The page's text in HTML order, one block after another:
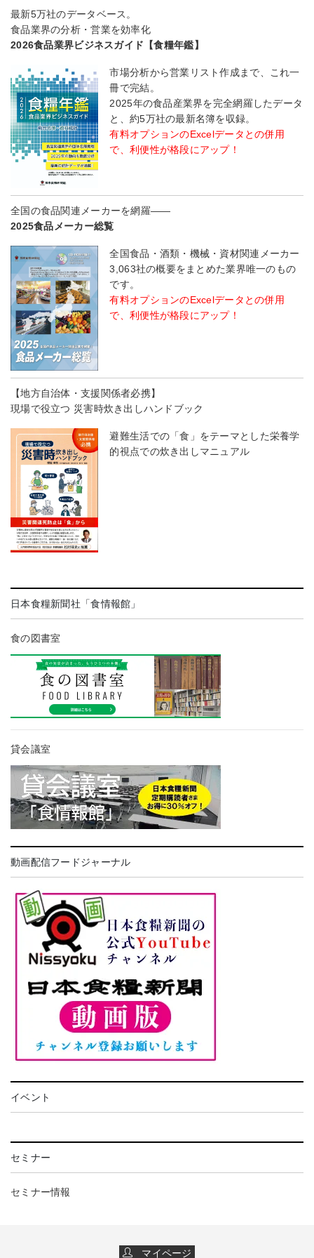
最新5万社のデータベース。
食品業界の分析・営業を効率化
2026食品業界ビジネスガイド【食糧年鑑】
市場分析から営業リスト作成まで、これ一
冊で完結。
2025年の食品産業界を完全網羅したデータ
と、約5万社の最新名簿を収録。
有料オプションのExcelデータとの併用
で、利便性が格段にアップ！
全国の食品関連メーカーを網羅――
2025食品メーカー総覧
全国食品・酒類・機械・資材関連メーカー
3,063社の概要をまとめた業界唯一のもの
です。
有料オプションのExcelデータとの併用
で、利便性が格段にアップ！
【地方自治体・支援関係者必携】
現場で役立つ 災害時炊き出しハンドブック
避難生活での「食」をテーマとした栄養学
的視点での炊き出しマニュアル
日本食糧新聞社「食情報館」
食の図書室
貸会議室
動画配信フードジャーナル
イベント
セミナー
セミナー情報
マイページ